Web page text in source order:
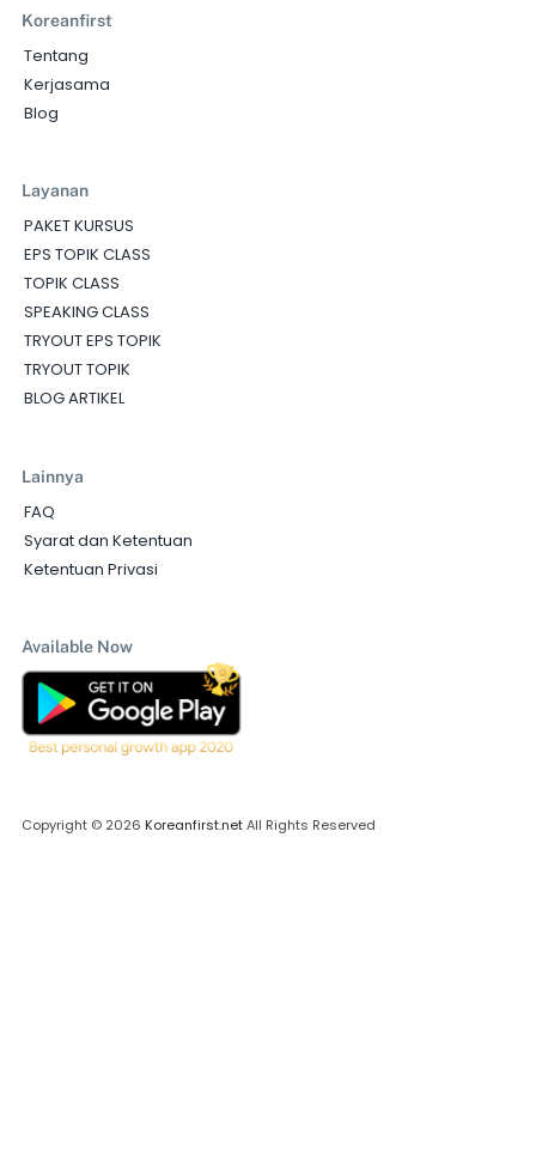
Koreanfirst
Tentang
Kerjasama
Blog
Layanan
PAKET KURSUS
EPS TOPIK CLASS
TOPIK CLASS
SPEAKING CLASS
TRYOUT EPS TOPIK
TRYOUT TOPIK
BLOG ARTIKEL
Lainnya
FAQ
Syarat dan Ketentuan
Ketentuan Privasi
Available Now
Copyright © 2026 Koreanfirst.netAll Rights Reserved